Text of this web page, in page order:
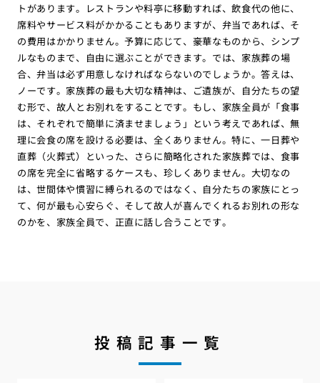
トがあります。レストランや料亭に移動すれば、飲食代の他に、
席料やサービス料がかかることもありますが、弁当であれば、そ
の費用はかかりません。予算に応じて、豪華なものから、シンプ
ルなものまで、自由に選ぶことができます。では、家族葬の場
合、弁当は必ず用意しなければならないのでしょうか。答えは、
ノーです。家族葬の最も大切な精神は、ご遺族が、自分たちの望
む形で、故人とお別れをすることです。もし、家族全員が「食事
は、それぞれで簡単に済ませましょう」という考えであれば、無
理に会食の席を設ける必要は、全くありません。特に、一日葬や
直葬（火葬式）といった、さらに簡略化された家族葬では、食事
の席を完全に省略するケースも、珍しくありません。大切なの
は、世間体や慣習に縛られるのではなく、自分たちの家族にとっ
て、何が最も心安らぐ、そして故人が喜んでくれるお別れの形な
のかを、家族全員で、正直に話し合うことです。
投稿記事一覧